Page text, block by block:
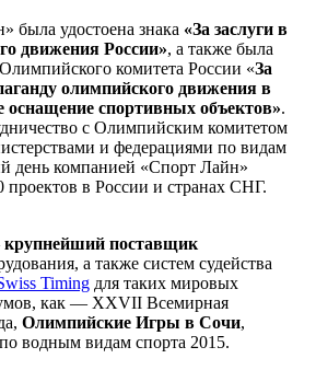
была удостоена знака «За заслуги в
движения России», а также была
комитета России «За
олимпийского движения в
оснащение спортивных объектов».
с Олимпийским комитетом
и федерациями по видам
день компанией «Спорт Лайн»
проектов в России и странах СНГ.
крупнейший поставщик
а также систем судейства
Timing для таких мировых
как — XXVII Всемирная
Олимпийские Игры в Сочи,
водным видам спорта 2015.